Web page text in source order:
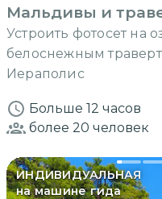
Мальдивы и
Устроить фотосет на
белоснежным
Иераполис
Больше 12 часов
более 20 человек
ИНДИВИДУАЛЬНАЯ
на машине гида